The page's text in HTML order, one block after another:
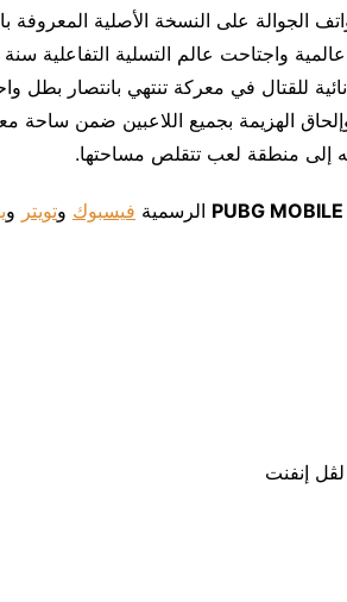
نائية للقتال في معركة تنتهي بانتصار بطل
الهزيمة بجميع اللاعبين ضمن ساحة
إلى منطقة لعب تتقلص مساحتها.
PUBG MOBILE الرسمية فيسبوك وتويتر و
لڤل إنفنت